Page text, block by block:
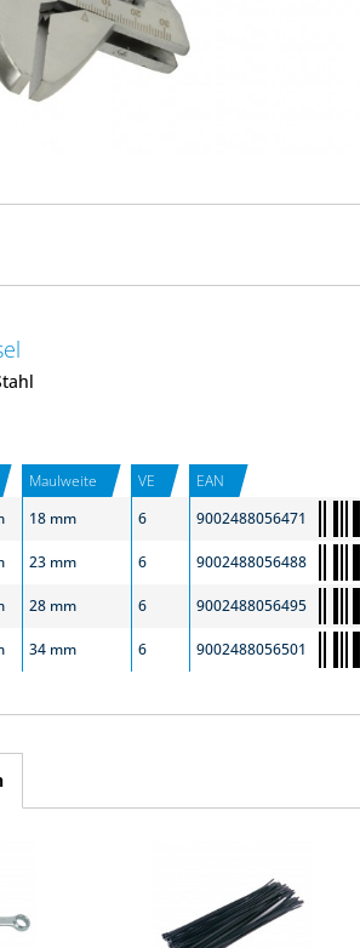
Maulweite VE
EAN
18 mm 6 9002488056471
23 mm 6 9002488056488
28 mm 6 9002488056495
34 mm 6 9002488056501